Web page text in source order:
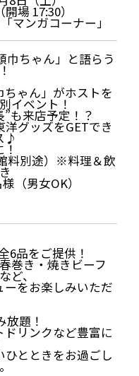
場 17:30）
マンガコーナー」
巾ちゃん」と語らう
ゃん」がホストを
イベント！
も来店予定！？
グッズをGETでき
♪
料別途）※料理＆飲
（男女OK）
品をご提供！
巻き・焼きビーフ
ど、
をお楽しみいただ
放題！
リンクなど豊富に
とときをお過ごし